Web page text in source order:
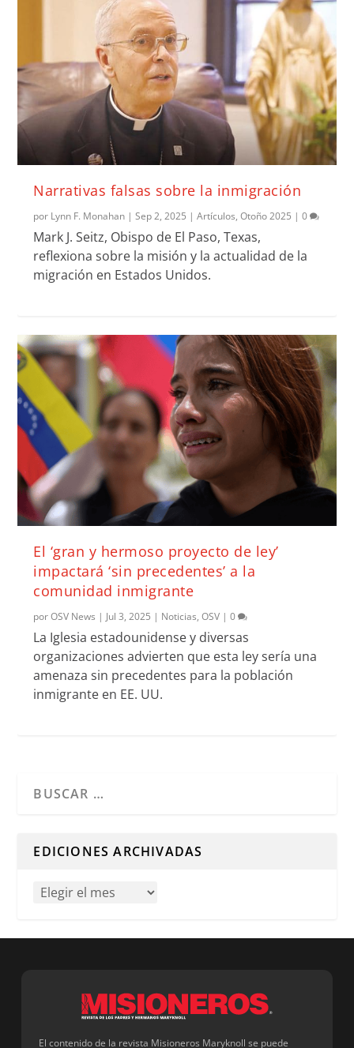
Narrativas falsas sobre la inmigración
por Lynn F. Monahan |Sep 2, 2025 |Artículos,Otoño 2025 |0
Mark J. Seitz, Obispo de El Paso, Texas,
reflexiona sobre la misión y la actualidad de la
migración en Estados Unidos.
El ‘gran y hermoso proyecto de ley’
impactará ‘sin precedentes’ a la
comunidad inmigrante
porOSV News | Jul 3, 2025 | Noticias,OSV |0
La Iglesia estadounidense y diversas
organizaciones advierten que esta ley sería una
amenaza sin precedentes para la población
inmigrante en EE. UU.
EDICIONES ARCHIVADAS
El contenido de la revista Misioneros Maryknoll se puede